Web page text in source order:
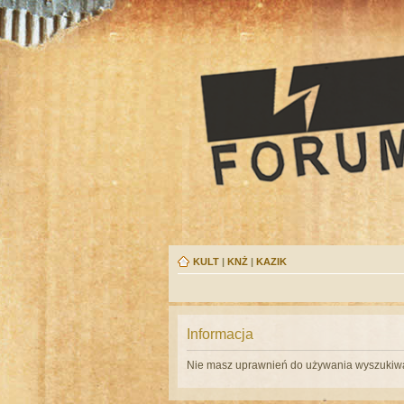
KULT | KNŻ | KAZIK
Informacja
Nie masz uprawnień do używania